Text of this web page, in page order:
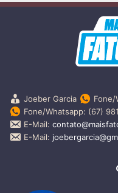
Joeber Garcia
Fone/
Fone/Whatsapp: (67)
E-Mail:
E-Mail: